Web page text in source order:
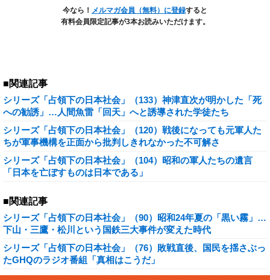
今なら！ メルマガ会員（無料）に登録すると
有料会員限定記事が3本お読みいただけます。
■関連記事
シリーズ「占領下の日本社会」（133）神津直次が明かした「死
への勧誘」…人間魚雷「回天」へと誘導された学徒たち
シリーズ「占領下の日本社会」（120）戦後になっても元軍人た
ちが軍事機構を正面から批判しきれなかった不可解さ
シリーズ「占領下の日本社会」（104）昭和の軍人たちの遺言
「日本を亡ぼすものは日本である」
■関連記事
シリーズ「占領下の日本社会」（90）昭和24年夏の「黒い霧」…
下山・三鷹・松川という国鉄三大事件が変えた時代
シリーズ「占領下の日本社会」（76）敗戦直後、国民を揺さぶっ
たGHQのラジオ番組「真相はこうだ」